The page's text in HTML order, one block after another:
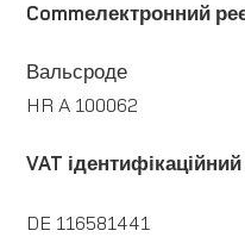
Commелектронний
Вальсроде
HR A 100062
VAT
DE 116581441